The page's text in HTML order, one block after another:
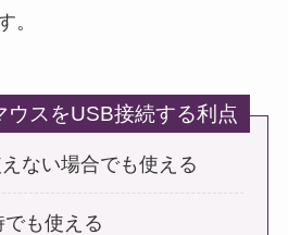
。
ウスをUSB接続する利点
ない場合でも使える
も使える